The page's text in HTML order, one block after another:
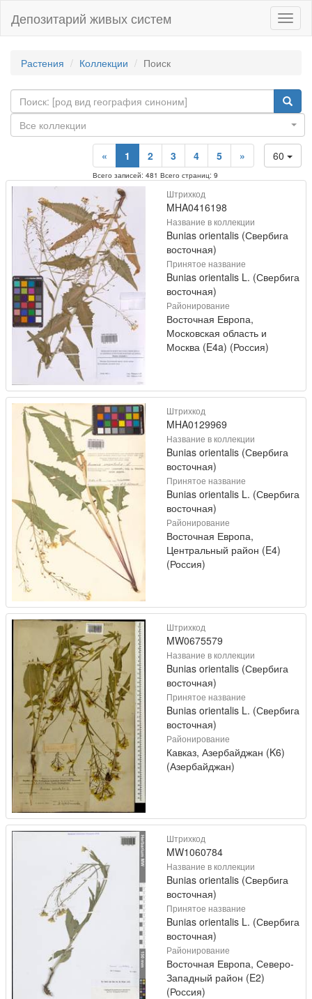
Депозитарий живых систем
Растения Коллекции Поиск
Все коллекции
60
« 1 2 3 4 5 »
Всего записей: 481 Всего страниц: 9
Штрихкод
MHA0416198
Название в коллекции
Bunias orientalis (Свербига
восточная)
Принятое название
Bunias orientalis L. (Свербига
восточная)
Районирование
Восточная Европа,
Московская область и
Москва (E4a) (Россия)
Штрихкод
MHA0129969
Название в коллекции
Bunias orientalis (Свербига
восточная)
Принятое название
Bunias orientalis L. (Свербига
восточная)
Районирование
Восточная Европа,
Центральный район (E4)
(Россия)
Штрихкод
MW0675579
Название в коллекции
Bunias orientalis (Свербига
восточная)
Принятое название
Bunias orientalis L. (Свербига
восточная)
Районирование
Кавказ, Азербайджан (K6)
(Азербайджан)
Штрихкод
MW1060784
Название в коллекции
Bunias orientalis (Свербига
восточная)
Принятое название
Bunias orientalis L. (Свербига
восточная)
Районирование
Восточная Европа, Северо-
Западный район (E2)
(Россия)